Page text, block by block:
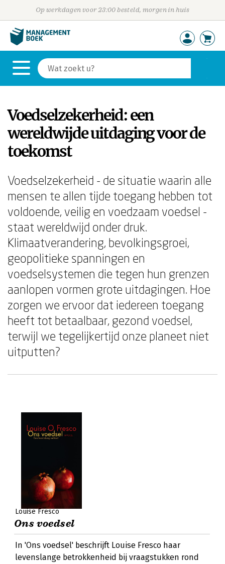
Op werkdagen voor 23:00 besteld, morgen in huis
Voedselzekerheid: een
wereldwijde uitdaging voor de
toekomst
Voedselzekerheid - de situatie waarin alle
mensen te allen tijde toegang hebben tot
voldoende, veilig en voedzaam voedsel -
staat wereldwijd onder druk.
Klimaatverandering, bevolkingsgroei,
geopolitieke spanningen en
voedselsystemen die tegen hun grenzen
aanlopen vormen grote uitdagingen. Hoe
zorgen we ervoor dat iedereen toegang
heeft tot betaalbaar, gezond voedsel,
terwijl we tegelijkertijd onze planeet niet
uitputten?
Louise Fresco
Ons voedsel
In 'Ons voedsel' beschrijft Louise Fresco haar
levenslange betrokkenheid bij vraagstukken rond